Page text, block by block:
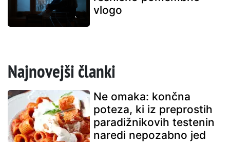
vlogo
Najnovejši članki
Ne omaka: končna
poteza, ki iz preprostih
paradižnikovih testenin
naredi nepozabno jed